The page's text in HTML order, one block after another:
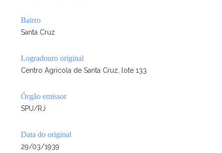
Bairro
Santa Cruz
Logradouro original
Centro Agrícola de Santa Cruz, lote 133
Órgão emissor
SPU/RJ
Data do original
29/03/1939